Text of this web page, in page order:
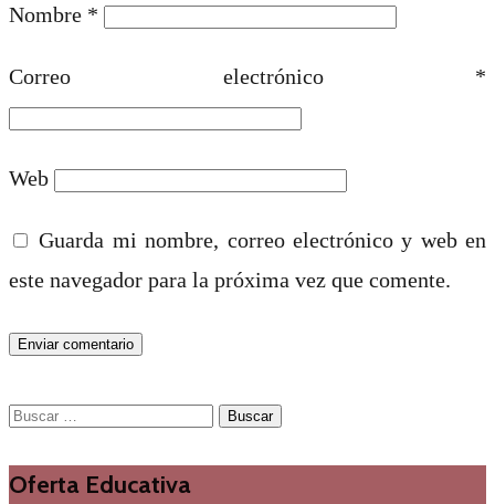
Nombre *
Correo electrónico *
Web
Guarda mi nombre, correo electrónico y web en
este navegador para la próxima vez que comente.
Buscar:
Oferta Educativa